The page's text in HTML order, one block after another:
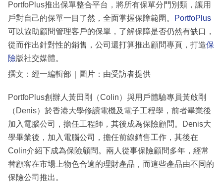
PortfoPlus推出保單整合平台，將所有保單分門別類，讓用
戶對自己的保單一目了然，全面掌握保障範圍。
PortfoPlus
可以協助顧問管理客戶的保單，了解保障是否仍然有缺口，
從而作出針對性的銷售，公司還打算推出顧問專頁，打造保
險版社交媒體。
撰文：經一編輯部｜圖片：由受訪者提供
PortfoPlus創辦人黃田剛（Colin）與用戶體驗專員黃啟剛
（Denis）於香港大學修讀電機及電子工程學，前者畢業後
加入電腦公司，擔任工程師，其後成為保險顧問。Denis大
學畢業後，加入電腦公司，擔任前線銷售工作，其後在
Colin介紹下成為保險顧問。兩人從事保險顧問多年，經常
替顧客在市場上物色合適的理財產品，而這些產品由不同的
保險公司推出。